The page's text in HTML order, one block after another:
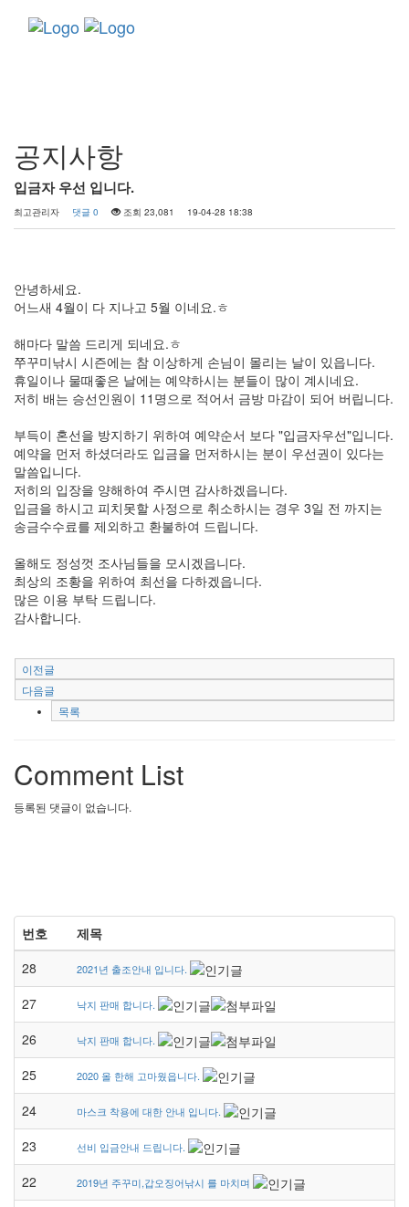
공지사항
입금자 우선 입니다.
최고관리자 댓글 0 조회 23,081 19-04-28 18:38
안녕하세요.
어느새 4월이 다 지나고 5월 이네요.ㅎ
해마다 말씀 드리게 되네요.ㅎ
쭈꾸미낚시 시즌에는 참 이상하게 손님이 몰리는 날이 있읍니다.
휴일이나 물때좋은 날에는 예약하시는 분들이 많이 계시네요.
저히 배는 승선인원이 11명으로 적어서 금방 마감이 되어 버립니다.
부득이 혼선을 방지하기 위하여 예약순서 보다 "입금자우선"입니다.
예약을 먼저 하셨더라도 입금을 먼저하시는 분이 우선권이 있다는
말씀입니다.
저히의 입장을 양해하여 주시면 감사하겠읍니다.
입금을 하시고 피치못할 사정으로 취소하시는 경우 3일 전 까지는
송금수수료를 제외하고 환불하여 드립니다.
올해도 정성껏 조사님들을 모시겠읍니다.
최상의 조황을 위하여 최선을 다하겠읍니다.
많은 이용 부탁 드립니다.
감사합니다.
이전글
다음글
목록
Comment List
등록된 댓글이 없습니다.
번호
제목
28
2021년 출조안내 입니다.
27 낙지 판매 합니다.
26 낙지 판매 합니다.
25 2020 올 한해 고마웠읍니다.
24 마스크 착용에 대한 안내 입니다.
23 선비 입금안내 드립니다.
22 2019년 주꾸미,갑오징어낚시 를 마치며